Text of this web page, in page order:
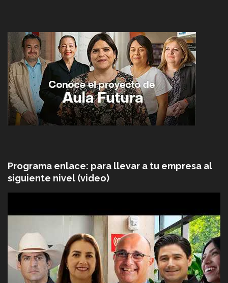
Programa enlace: para llevar a tu empresa al
siguiente nivel (video)